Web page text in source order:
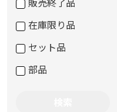
在庫限り品
セット品
部品